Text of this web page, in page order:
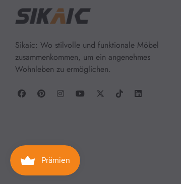
-
400.00€
Farbe
Sikaic: Wo stilvolle und funktionale Möbel
zusammenkommen, um ein angenehmes
Wohnleben zu ermöglichen.